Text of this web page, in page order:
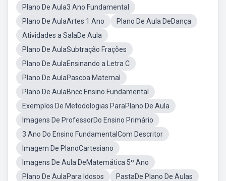
Plano De Aula3 Ano Fundamental
Plano De AulaArtes 1 Ano
Plano De Aula DeDança
Atividades a SalaDe Aula
Plano De AulaSubtração Frações
Plano De AulaEnsinando a Letra C
Plano De AulaPascoa Maternal
Plano De AulaBncc Ensino Fundamental
Exemplos De Metodologias ParaPlano De Aula
Imagens De ProfessorDo Ensino Primário
3 Ano Do Ensino FundamentalCom Descritor
Imagem De PlanoCartesiano
Imagens De Aula DeMatemática 5º Ano
Plano De AulaPara Idosos
PastaDe Plano De Aulas